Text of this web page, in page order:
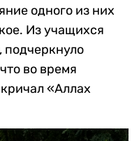
одного из них
Из учащихся
подчеркнуло
во время
«Аллах